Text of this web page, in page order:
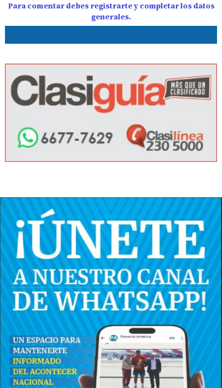
Para comentar debes registrarte y completar los datos
generales.